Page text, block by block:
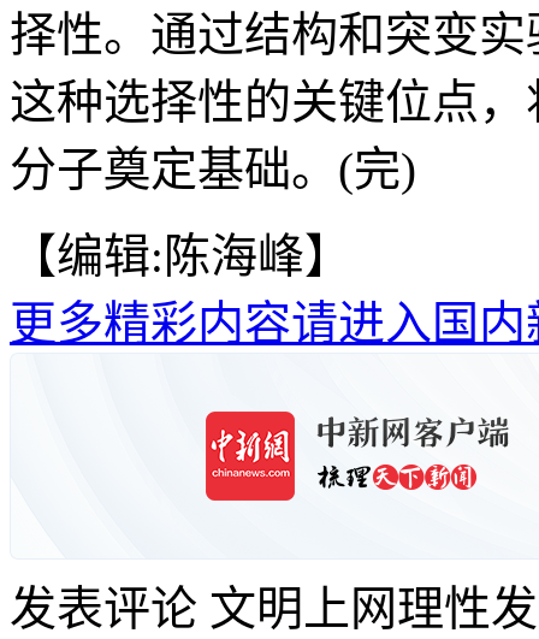
择性。通过结构和突变
这种选择性的关键位点
分子奠定基础。(完)
【编辑:陈海峰】
更多精彩内容请进入国内
发表评论 文明上网理性